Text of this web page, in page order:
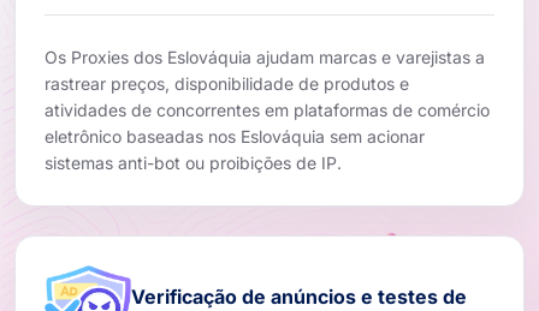
Os Proxies dos Eslováquia ajudam marcas e varejistas a
rastrear preços, disponibilidade de produtos e
atividades de concorrentes em plataformas de comércio
eletrônico baseadas nos Eslováquia sem acionar
sistemas anti-bot ou proibições de IP.
Verificação de anúncios e testes de